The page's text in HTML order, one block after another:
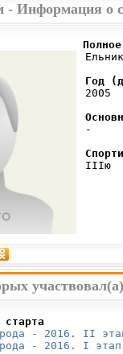
Информация о
Полное
Год
2005
-
IIIю
старта
- 2016. II
- 2016. I этап